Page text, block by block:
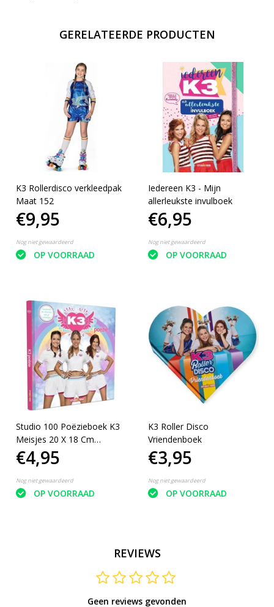
GERELATEERDE PRODUCTEN
K3 Rollerdisco verkleedpak
Maat 152
€9,95
Nog niet gewaardeerd
OP VOORRAAD
Iedereen K3 - Mijn
allerleukste invulboek
€6,95
Nog niet gewaardeerd
OP VOORRAAD
Studio 100 Poëzieboek K3
Meisjes 20 X 18 Cm
Roze/paars/wit
€4,95
Nog niet gewaardeerd
OP VOORRAAD
K3 Roller Disco
Vriendenboek
€3,95
Nog niet gewaardeerd
OP VOORRAAD
REVIEWS
Geen reviews gevonden